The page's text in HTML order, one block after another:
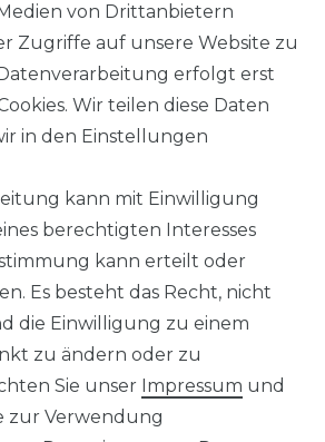
IMPRESSUM
KONTAKT
versenden mit
von Drittanbietern
Zugriffe auf unsere Website zu
erfolgt erst
Wir teilen diese Daten
in den Einstellungen
kann mit Einwilligung
berechtigten Interesses
kann erteilt oder
Es besteht das Recht, nicht
die Einwilligung zu einem
zu ändern oder zu
Sie unser Impressum und
zur Verwendung